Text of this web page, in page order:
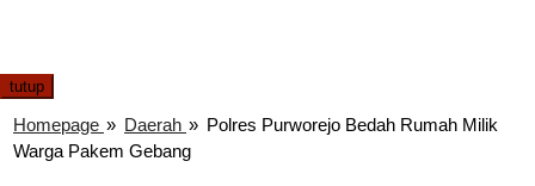
tutup
Homepage » Daerah » Polres Purworejo Bedah Rumah Milik
Warga Pakem Gebang